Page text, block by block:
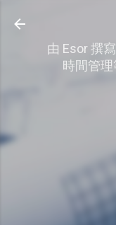
由 Esor 撰
時間管